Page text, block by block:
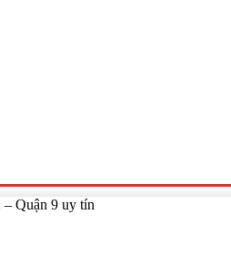
Quận 9 uy tín